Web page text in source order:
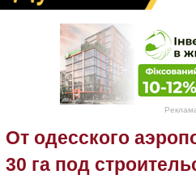
От одесского
30 га под